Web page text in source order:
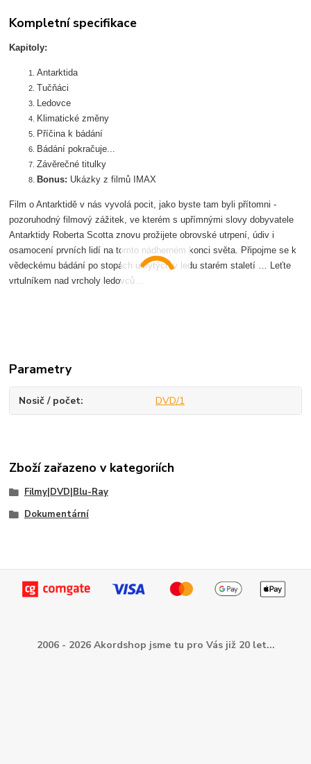
Kompletní specifikace
Kapitoly:
Antarktida
Tučňáci
Ledovce
Klimatické změny
Příčina k bádání
Bádání pokračuje...
Závěrečné titulky
Bonus: Ukázky z filmů IMAX
Film o Antarktidě v nás vyvolá pocit, jako byste tam byli přítomni -
pozoruhodný filmový zážitek, ve kterém s upřímnými slovy dobyvatele
Antarktidy Roberta Scotta znovu prožijete obrovské utrpení, údiv i
osamocení prvních lidí na tomto nádherném konci světa. Připojme se k
vědeckému bádání po stopách ukrytých v ledu starém staletí … Leťte
vrtulníkem nad vrcholy ledovců…
Parametry
Nosič / počet DVD/1
Zboží zařazeno v kategoriích
Filmy|DVD|Blu-Ray
Dokumentární
2006 - 2026 Akordshop jsme tu pro Vás již 20 let...